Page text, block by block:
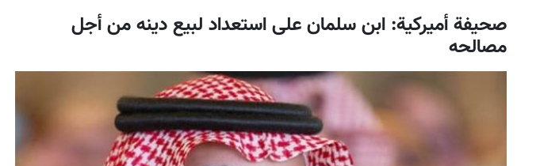
صحيفة أميركية: ابن سلمان على استعداد لبيع دينه من أجل
مصالحه